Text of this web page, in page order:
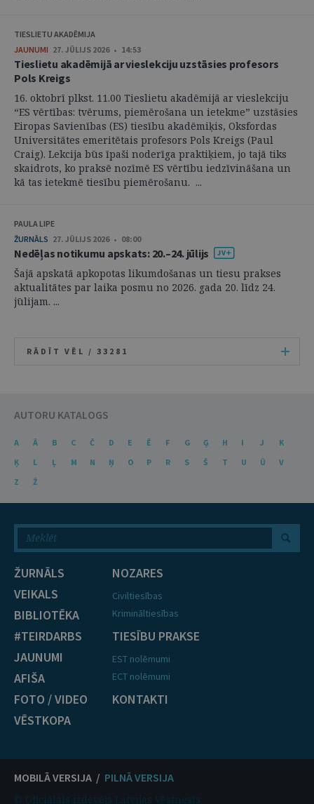
TIESLIETU AKADĒMIJA
JAUNUMI 27. JŪLIJS 2026 • 14:53
Tieslietu akadēmijā ar vieslekciju uzstāsies profesors
Pols Kreigs
16. oktobrī plkst. 11.00 Tieslietu akadēmijā ar vieslekciju
“ES vērtības: tvērums, piemērošana un ietekme” uzstāsies
Eiropas Savienības (ES) tiesību akadēmiķis, Oksfordas
Universitātes emeritētais profesors Pols Kreigs (Paul
Craig). Lekcija būs īpaši noderīga praktiķiem, jo tajā tiks
skaidrots, ko praksē nozīmē ES vērtību iedzīvināšana un
kā tas ietekmē tiesību piemērošanu. ...
PAULA LIPE
ŽURNĀLS 27. JŪLIJS 2026 • 08:00
Nedēļas notikumu apskats: 20.–24. jūlijs
Šajā apskatā apkopotas likumdošanas un tiesu prakses
aktualitātes par laika posmu no 2026. gada 20. līdz 24.
jūlijam. ...
RĀDĪT VĒL / 33281
AUTORU KATALOGS
A Ā B C Č D E Ē F G Ģ H I J
K
Ķ
L Ļ M N Ņ O P R S Š T U Ū
V
Z
Ž
ŽURNĀLS
VEIKALS
BIBLIOTĒKA
#TEIRDARBS
JAUNUMI
AFIŠA
FOTO / VIDEO
VĒSTKOPA
NOZARES
Civiltiesības
Krimināltiesības
TIESĪBU PRAKSE
EST nolēmumi
ECT nolēmumi
KONTAKTI
MOBILĀ VERSIJA / PILNĀ VERSIJA
© Oficiālais izdevējs Latvijas Vēstnesis